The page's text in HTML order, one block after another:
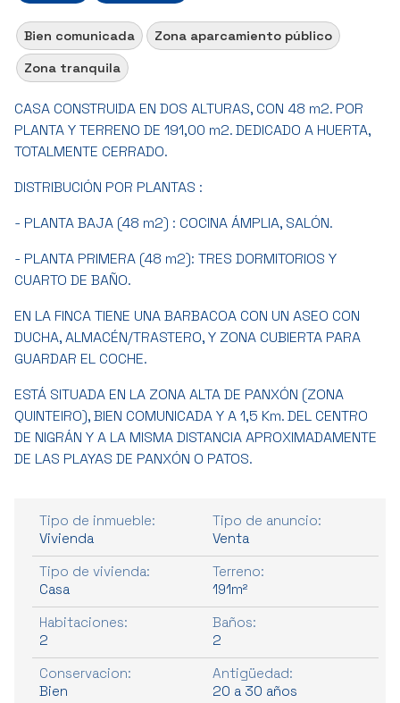
Bien comunicada
Zona aparcamiento público
Zona tranquila
CASA CONSTRUIDA EN DOS ALTURAS, CON 48 m2. POR
PLANTA Y TERRENO DE 191,00 m2. DEDICADO A HUERTA,
TOTALMENTE CERRADO.
DISTRIBUCIÓN POR PLANTAS :
- PLANTA BAJA (48 m2) : COCINA ÁMPLIA, SALÓN.
- PLANTA PRIMERA (48 m2): TRES DORMITORIOS Y
CUARTO DE BAÑO.
EN LA FINCA TIENE UNA BARBACOA CON UN ASEO CON
DUCHA, ALMACÉN/TRASTERO, Y ZONA CUBIERTA PARA
GUARDAR EL COCHE.
ESTÁ SITUADA EN LA ZONA ALTA DE PANXÓN (ZONA
QUINTEIRO), BIEN COMUNICADA Y A 1,5 Km. DEL CENTRO
DE NIGRÁN Y A LA MISMA DISTANCIA APROXIMADAMENTE
DE LAS PLAYAS DE PANXÓN O PATOS.
Tipo de inmueble:
Vivienda
Tipo de anuncio:
Venta
Tipo de vivienda:
Casa
Terreno:
191m²
Habitaciones:
2
Baños:
2
Conservacion:
Bien
Antigüedad:
20 a 30 años